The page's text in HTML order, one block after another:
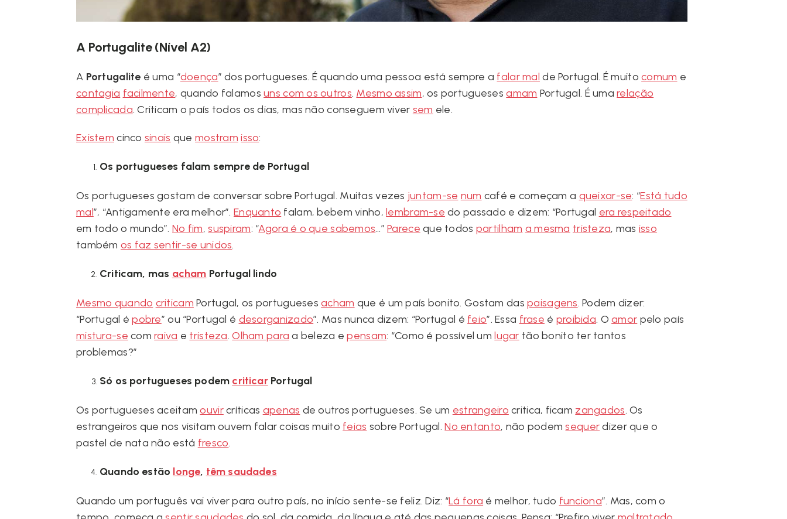
A Portugalite(Nível A2)
A Portugalite é uma “doença” dos portugueses. É quando uma pessoa está sempre a falar mal de Portugal. É muitocomum e
contagia facilmente, quando falamosuns com os outros. Mesmo assim, os portuguesesamam Portugal. É umarelação
complicada. Criticam o país todos os dias, mas não conseguem viver sem ele.
Existem cinco sinais quemostram isso:
Os portugueses falam sempre de Portugal
Os portugueses gostam de conversar sobre Portugal. Muitas vezes juntam-se num café e começam a queixar-se: “Está tudo
mal”, “Antigamente era melhor”. Enquanto falam, bebem vinho,lembram-se do passado e dizem: “Portugal era respeitado
em todo o mundo”.No fim,suspiram: “Agora é o que sabemos…”Parece que todos partilham a mesma tristeza, mas isso
também os faz sentir-se unidos.
Criticam, mas acham Portugal lindo
Mesmo quando criticam Portugal, os portuguesesacham que é um país bonito. Gostam daspaisagens. Podem dizer:
“Portugal épobre” ou “Portugal é desorganizado”. Mas nunca dizem: “Portugal é feio”. Essa frase é proibida. Oamor pelo país
mistura-se comraiva e tristeza.Olham para a beleza epensam: “Como é possível umlugar tão bonito ter tantos
problemas?”
Só os portugueses podem criticarPortugal
Os portugueses aceitamouvircríticas apenas de outros portugueses. Se um estrangeiro critica, ficam zangados. Os
estrangeiros que nos visitam ouvem falar coisas muito feias sobre Portugal.No entanto, não podemsequerdizer que o
pastel de nata não está fresco.
Quando estão longe, têm saudades
Quando um português vai viver para outro país, no início sente-se feliz. Diz: “Lá fora é melhor, tudo funciona”. Mas, com o